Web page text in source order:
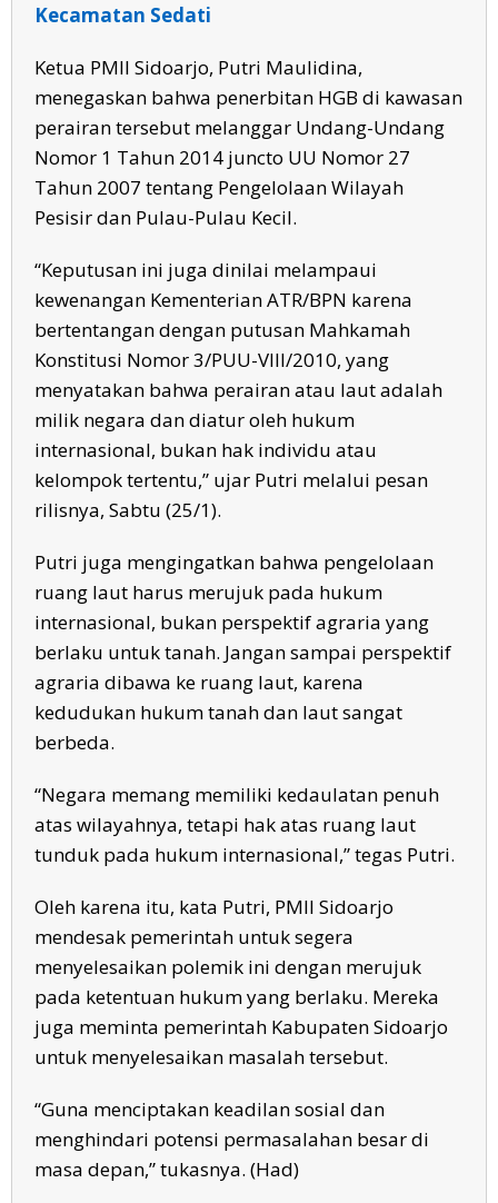
Kecamatan Sedati
Ketua PMII Sidoarjo, Putri Maulidina,
menegaskan bahwa penerbitan HGB di kawasan
perairan tersebut melanggar Undang-Undang
Nomor 1 Tahun 2014 juncto UU Nomor 27
Tahun 2007 tentang Pengelolaan Wilayah
Pesisir dan Pulau-Pulau Kecil.
“Keputusan ini juga dinilai melampaui
kewenangan Kementerian ATR/BPN karena
bertentangan dengan putusan Mahkamah
Konstitusi Nomor 3/PUU-VIII/2010, yang
menyatakan bahwa perairan atau laut adalah
milik negara dan diatur oleh hukum
internasional, bukan hak individu atau
kelompok tertentu,” ujar Putri melalui pesan
rilisnya, Sabtu (25/1).
Putri juga mengingatkan bahwa pengelolaan
ruang laut harus merujuk pada hukum
internasional, bukan perspektif agraria yang
berlaku untuk tanah. Jangan sampai perspektif
agraria dibawa ke ruang laut, karena
kedudukan hukum tanah dan laut sangat
berbeda.
“Negara memang memiliki kedaulatan penuh
atas wilayahnya, tetapi hak atas ruang laut
tunduk pada hukum internasional,” tegas Putri.
Oleh karena itu, kata Putri, PMII Sidoarjo
mendesak pemerintah untuk segera
menyelesaikan polemik ini dengan merujuk
pada ketentuan hukum yang berlaku. Mereka
juga meminta pemerintah Kabupaten Sidoarjo
untuk menyelesaikan masalah tersebut.
“Guna menciptakan keadilan sosial dan
menghindari potensi permasalahan besar di
masa depan,” tukasnya. (Had)